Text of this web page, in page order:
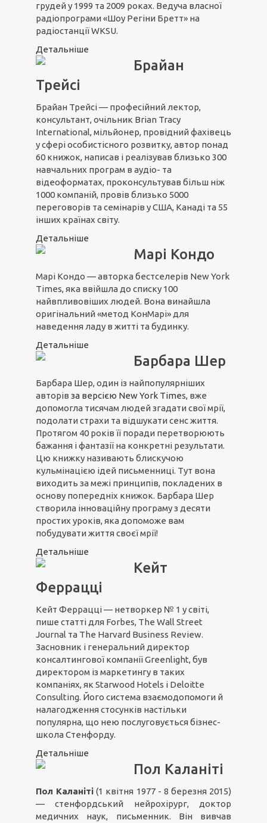
грудей у 1999 та 2009 роках. Ведуча власної
радіопрограми «Шоу Регіни Бретт» на
радіостанції WKSU.
Детальніше
Брайан
Трейсі
Брайан Трейсі — професійний лектор,
консультант, очільник Brian Tracy
International, мільйонер, провідний фахівець
у сфері особистісного розвитку, автор понад
60 книжок, написав і реалізував близько 300
навчальних програм в аудіо- та
відеоформатах, проконсультував більш ніж
1000 компаній, провів близько 5000
переговорів та семінарів у США, Канаді та 55
інших країнах світу.
Детальніше
Марі Кондо
Марі Кондо — авторка бестселерів New York
Times, яка ввійшла до списку 100
найвпливовіших людей. Вона винайшла
оригінальний «метод КонМарі» для
наведення ладу в житті та будинку.
Детальніше
Барбара Шер
Барбара Шер, один із найпопулярніших
авторів за версією New York Times, вже
допомогла тисячам людей згадати свої мрії,
подолати страхи та відшукати сенс життя.
Протягом 40 років її поради перетворюють
бажання і фантазії на конкретні результати.
Цю книжку називають блискучою
кульмінацією ідей письменниці. Тут вона
виходить за межі принципів, покладених в
основу попередніх книжок. Барбара Шер
створила інноваційну програму з десяти
простих уроків, яка допоможе вам
побудувати життя своєї мрії!
Детальніше
Кейт
Феррацці
Кейт Феррацці — нетворкер № 1 у світі,
пише статті для Forbes, The Wall Street
Journal та The Harvard Business Review.
Засновник і генеральний директор
консалтингової компанії Greenlight, був
директором із маркетингу в таких
компаніях, як Starwood Hotels і Deloitte
Consulting. Його система взаємодопомоги й
налагодження стосунків настільки
популярна, що нею послуговується бізнес-
школа Стенфорду.
Детальніше
Пол Каланіті
Пол Каланіті (1 квітня 1977 - 8 березня 2015)
— стенфордський нейрохірург, доктор
медичних наук, письменник. Він вивчав